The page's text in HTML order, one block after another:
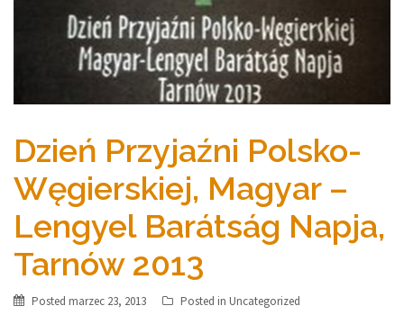
Dzień Przyjaźni Polsko-
Węgierskiej, Magyar –
Lengyel Barátság Napja,
Tarnów 2013
Posted marzec 23, 2013 Posted in Uncategorized